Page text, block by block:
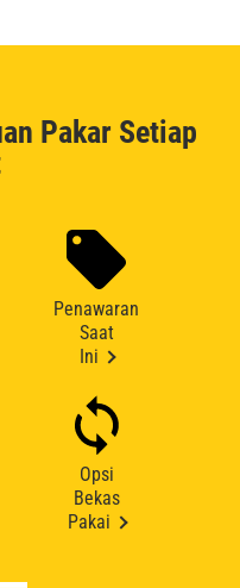
Pakar Setiap
Penawaran
Saat
Ini
Opsi
Bekas
Pakai